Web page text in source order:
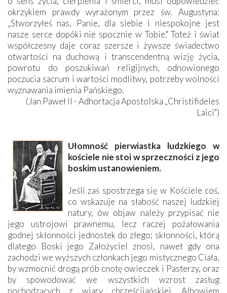
okrzykiem prawdy wyrażonym przez św. Augustyna:
„Stworzyłeś nas, Panie, dla siebie i niespokojne jest
nasze serce dopóki nie spocznie w Tobie." Toteż i świat
współczesny daje coraz szersze i żywsze świadectwo
otwartości na duchową i transcendentną wizję życia,
powrotu do poszukiwań religijnych, odnowionego
poczucia sacrum i wartości modlitwy, potrzeby wolności
wyznawania imienia Pańskiego.
(Jan Paweł II - Adhortacja Apostolska „Christifideles
Laici")
Ułomność pierwiastka ludzkiego w
kościele nie stoi w sprzeczności z jego
boskim ustanowieniem.
Jeśli zaś spostrzega się w Kościele coś,
co wskazuje na słabość naszej ludzkiej
natury, ów objaw należy przypisać nie
jego ustrojowi prawnemu, lecz raczej pożałowania
godnej skłonności jednostek do złego; skłonności, którą
dlatego Boski jego Założyciel znosi, nawet gdy ona
zachodzi we wyższych członkach jego mistycznego Ciała,
by wzmocnić drogą prób cnotę owieczek i Pasterzy, oraz
by spowodować we wszystkich wzrost zasług
pochodzących z wiary chrześcijańskiej. Albowiem